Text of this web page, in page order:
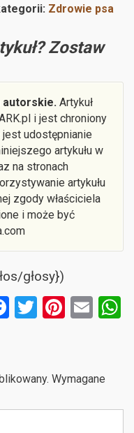
Zdrowie psa
Zostaw
autorskie. Artykuł
i jest chroniony
udostępnianie
artykułu w
na stronach
artykułu
zgody właściciela
i może być
głosy})
F
b
o
T
er
Pi
es
E
Wymagane